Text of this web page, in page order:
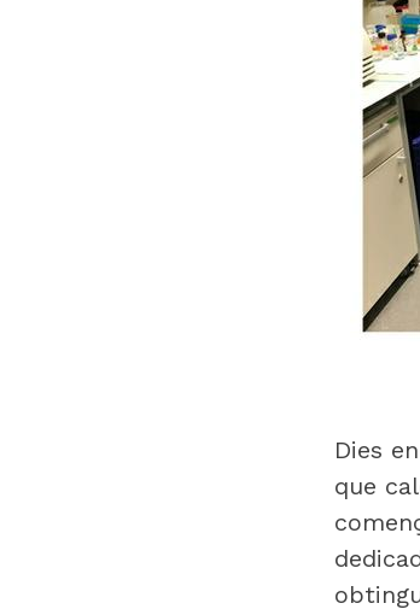
Dies
que